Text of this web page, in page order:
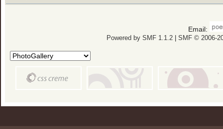
Email:
Powered by SMF 1.1.2| SMF © 2006-